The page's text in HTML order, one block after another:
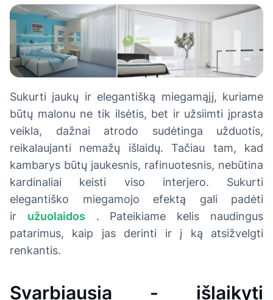
Sukurti jaukų ir elegantišką miegamąjį, kuriame
būtų malonu ne tik ilsėtis, bet ir užsiimti įprasta
veikla, dažnai atrodo sudėtinga užduotis,
reikalaujanti nemažų išlaidų. Tačiau tam, kad
kambarys būtų jaukesnis, rafinuotesnis, nebūtina
kardinaliai keisti viso interjero. Sukurti
elegantiško miegamojo efektą gali padėti
ir užuolaidos . Pateikiame kelis naudingus
patarimus, kaip jas derinti ir į ką atsižvelgti
renkantis.
Svarbiausia - išlaikyti